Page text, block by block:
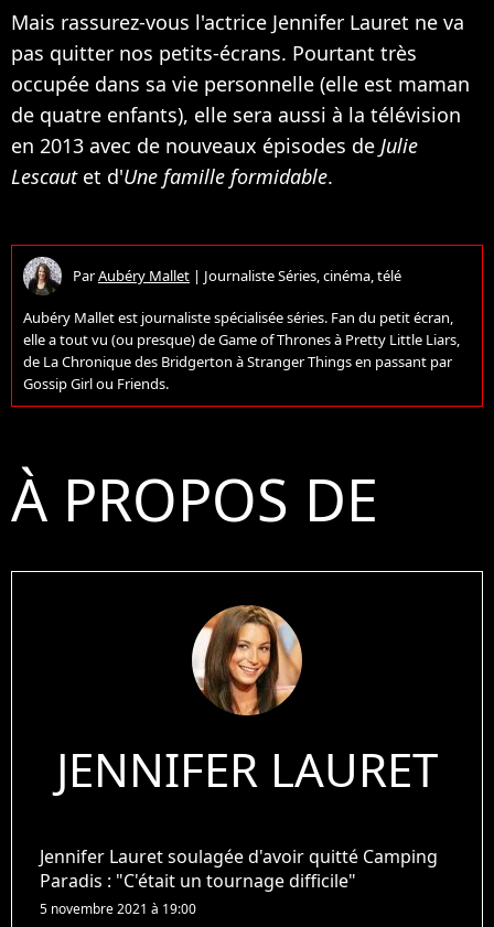
Mais rassurez-vous l'actrice Jennifer Lauret ne va
pas quitter nos petits-écrans. Pourtant très
occupée dans sa vie personnelle (elle est maman
de quatre enfants), elle sera aussi à la télévision
en 2013 avec de nouveaux épisodes de Julie
Lescautet d'Une famille formidable.
ParAubéry Mallet | Journaliste Séries, cinéma, télé
Aubéry Mallet est journaliste spécialisée séries. Fan du petit écran,
elle a tout vu (ou presque) de Game of Thrones à Pretty Little Liars,
de La Chronique des Bridgerton à Stranger Things en passant par
Gossip Girl ou Friends.
À PROPOS DE
JENNIFER LAURET
Jennifer Lauret soulagée d'avoir quitté Camping
Paradis : "C'était un tournage difficile"
5 novembre 2021 à 19:00